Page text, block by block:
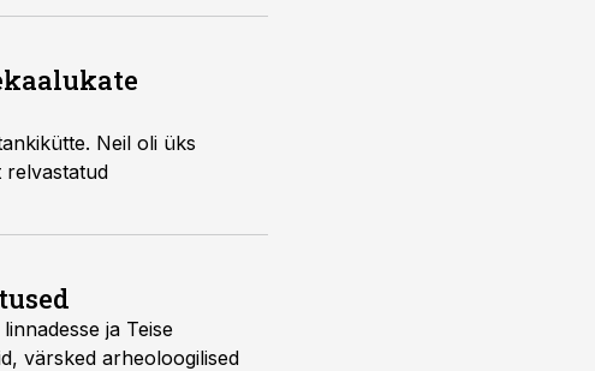
Neil oli üks
relvastatud
ja Teise
värsked arheoloogilised